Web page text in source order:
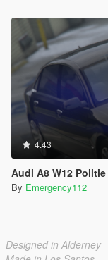
4.43
Audi A8 W12 Politie
By Emergency112
Designed in Alderney